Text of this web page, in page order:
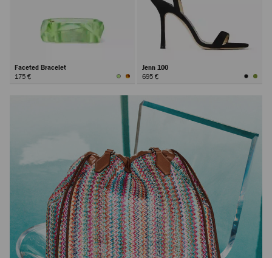
Faceted Bracelet
175 €
Jenn 100
695 €